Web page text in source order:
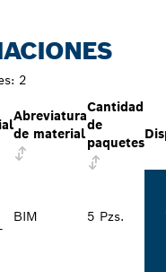
2
Abreviatura
de material
Cantidad
de
paquetes
BIM 5 Pzs.